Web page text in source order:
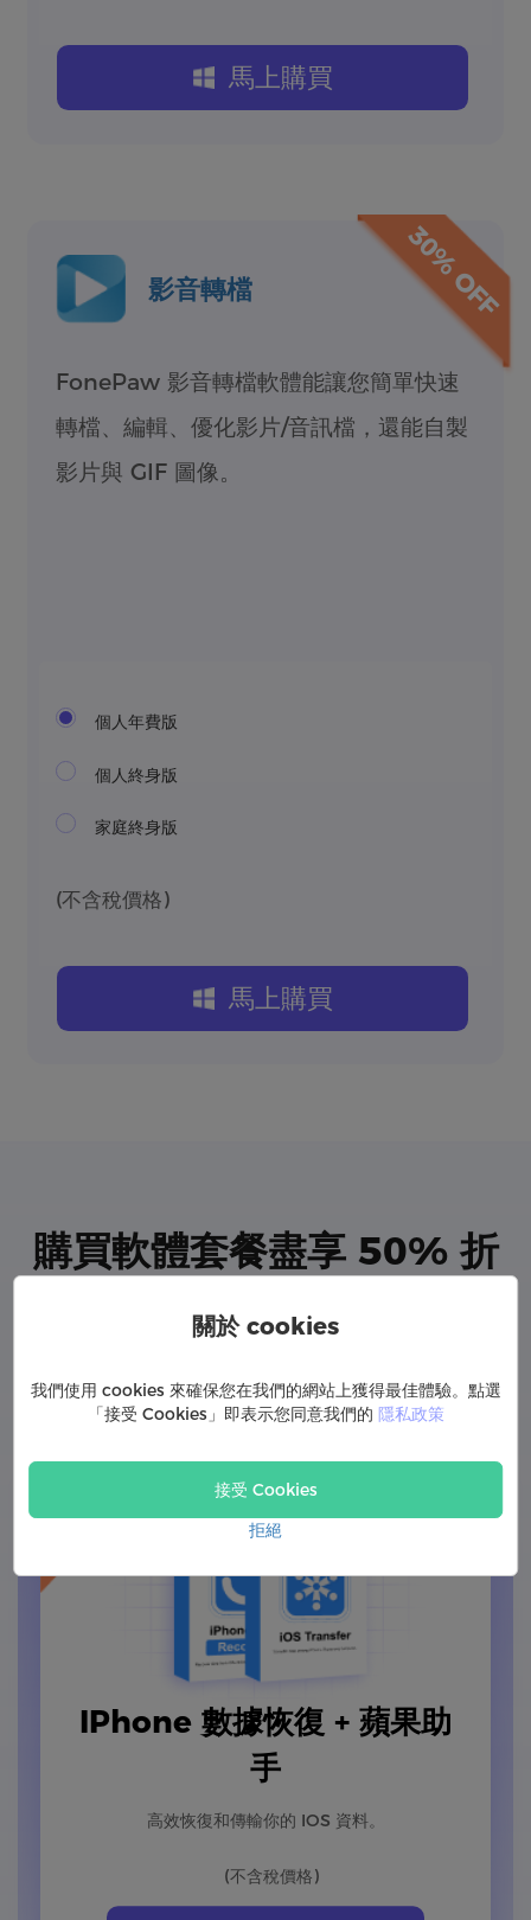
馬上購買
30% OFF
影音轉檔
FonePaw 影音轉檔軟體能讓您簡單快速
轉檔、編輯、優化影片/音訊檔，還能自製
影片與 GIF 圖像。
個人年費版
個人終身版
家庭終身版
(不含稅價格)
馬上購買
購買軟體套餐盡享 50% 折
FonePaw IOS 軟體套餐
50% OFF
IPhone 數據恢復 + 蘋果助
手
高效恢復和傳輸你的 IOS 資料。
(不含稅價格)
關於 cookies
我們使用 cookies 來確保您在我們的網站上獲得最佳體驗。點選
「接受 Cookies」即表示您同意我們的 隱私政策
接受 Cookies
拒絕